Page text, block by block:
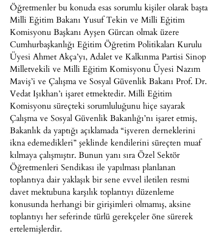
Öğretmenler bu konuda esas sorumlu kişiler olarak başta
Milli Eğitim Bakanı Yusuf Tekin ve Milli Eğitim
Komisyonu Başkanı Ayşen Gürcan olmak üzere
Cumhurbaşkanlığı Eğitim Öğretim Politikaları Kurulu
Üyesi Ahmet Akça’yı, Adalet ve Kalkınma Partisi Sinop
Milletvekili ve Milli Eğitim Komisyonu Üyesi Nazım
Maviş’i ve Çalışma ve Sosyal Güvenlik Bakanı Prof. Dr.
Vedat Işıkhan’ı işaret etmektedir. Milli Eğitim
Komisyonu süreçteki sorumluluğunu hiçe sayarak
Çalışma ve Sosyal Güvenlik Bakanlığı’nı işaret etmiş,
Bakanlık da yaptığı açıklamada “işveren derneklerini
ikna edemedikleri” şeklinde kendilerini süreçten muaf
kılmaya çalışmıştır. Bunun yanı sıra Özel Sektör
Öğretmenleri Sendikası ile yapılması planlanan
toplantıya dair yaklaşık bir sene evvel iletilen resmi
davet mektubuna karşılık toplantıyı düzenleme
konusunda herhangi bir girişimleri olmamış, aksine
toplantıyı her seferinde türlü gerekçeler öne sürerek
ertelemişlerdir.